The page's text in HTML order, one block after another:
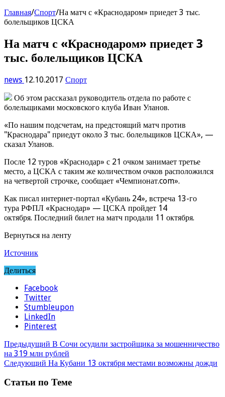
Главная/Спорт/На матч с «Краснодаром» приедет 3 тыс.
болельщиков ЦСКА
На матч с «Краснодаром» приедет 3
тыс. болельщиков ЦСКА
news 12.10.2017 Спорт
Об этом рассказал руководитель отдела по работе с
болельщиками московского клуба Иван Уланов.
«По нашим подсчетам, на предстоящий матч против
"Краснодара" приедут около 3 тыс. болельщиков ЦСКА», —
сказал Уланов.
После 12 туров «Краснодар» с 21 очком занимает третье
место, а ЦСКА с таким же количеством очков расположился
на четвертой строчке, сообщает «Чемпионат.com».
Как писал интернет-портал «Кубань 24», встреча 13-го
тура РФПЛ «Краснодар» — ЦСКА пройдет 14
октября. Последний билет на матч продали 11 октября.
Вернуться на ленту
Источник
Делиться
Facebook
Twitter
Stumbleupon
LinkedIn
Pinterest
Предыдущий В Сочи осудили застройщика за мошенничество
на 319 млн рублей
Следующий На Кубани 13 октября местами возможны дожди
Статьи по Теме